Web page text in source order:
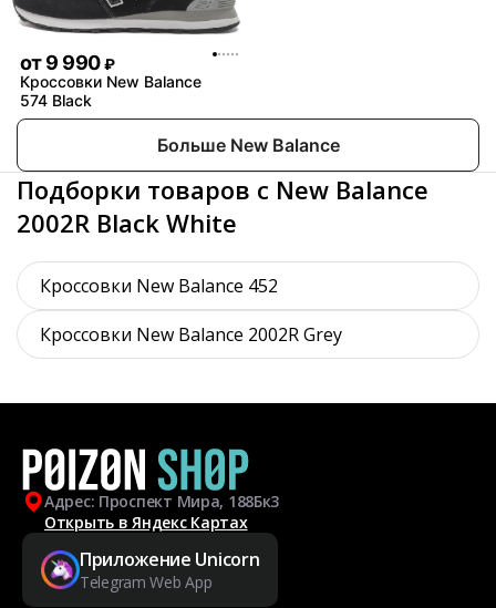
от9 990 ₽
Кроссовки New Balance
574 Black
Больше New Balance
Подборки товаров с New Balance
2002R Black White
Кроссовки New Balance 452
Кроссовки New Balance 2002R Grey
Адрес: Проспект Мира, 188Бк3
Открыть в Яндекс Картах
Приложение Unicorn
Telegram Web App